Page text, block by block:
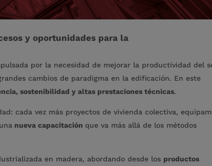
y oportunidades para la
por la necesidad de mejorar la productividad del
cambios de paradigma en la edificación. En este
sostenibilidad y altas prestaciones técnicas.
cada vez más proyectos de vivienda colectiva,
nueva capacitación que va más allá de los métodos
en madera, abordando desde los productos